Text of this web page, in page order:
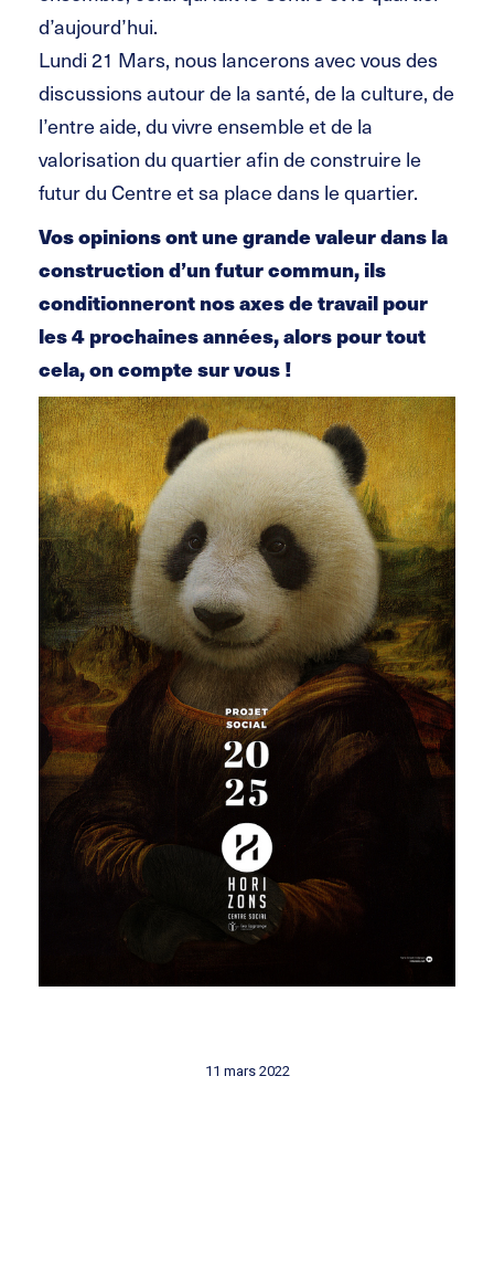
d’aujourd’hui.
Lundi 21 Mars, nous lancerons avec vous des
discussions autour de la santé, de la culture, de
l’entre aide, du vivre ensemble et de la
valorisation du quartier afin de construire le
futur du Centre et sa place dans le quartier.
Vos opinions ont une grande valeur dans la
construction d’un futur commun, ils
conditionneront nos axes de travail pour
les 4 prochaines années, alors pour tout
cela, on compte sur vous !
11 mars 2022